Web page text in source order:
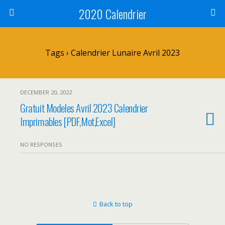
2020 Calendrier
Tags › Calendrier Lunaire Avril 2023
DECEMBER 20, 2022
Gratuit Modeles Avril 2023 Calendrier
Imprimables [PDF,Mot,Excel]
NO RESPONSES
Back to top